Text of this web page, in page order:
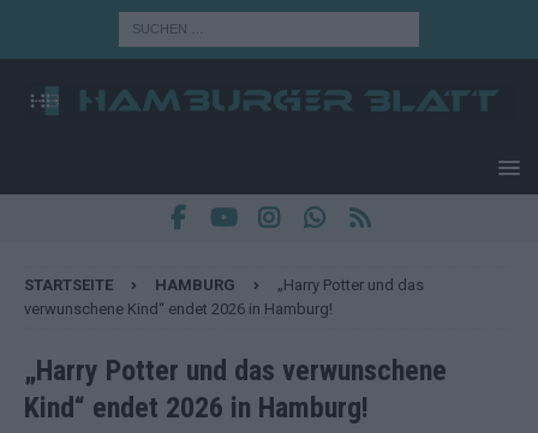
STARTSEITE HAMBURG
„Harry Potter und das
verwunschene Kind“ endet 2026 in Hamburg!
„Harry Potter und das verwunschene
Kind“ endet 2026 in Hamburg!